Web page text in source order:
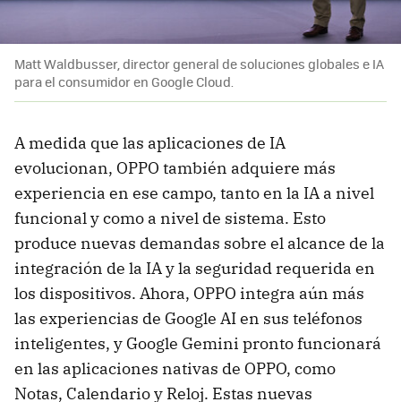
Matt Waldbusser, director general de soluciones globales e IA
para el consumidor en Google Cloud.
A medida que las aplicaciones de IA
evolucionan, OPPO también adquiere más
experiencia en ese campo, tanto en la IA a nivel
funcional y como a nivel de sistema. Esto
produce nuevas demandas sobre el alcance de la
integración de la IA y la seguridad requerida en
los dispositivos. Ahora, OPPO integra aún más
las experiencias de Google AI en sus teléfonos
inteligentes, y Google Gemini pronto funcionará
en las aplicaciones nativas de OPPO, como
Notas, Calendario y Reloj. Estas nuevas